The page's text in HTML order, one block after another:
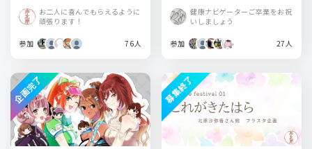
お二人に喜んでもらえるように
頑張ります！
参加 76人
健康ナビゲーターご卒業をお祝
いしましょう
参加 27人
企画完了 募集終了